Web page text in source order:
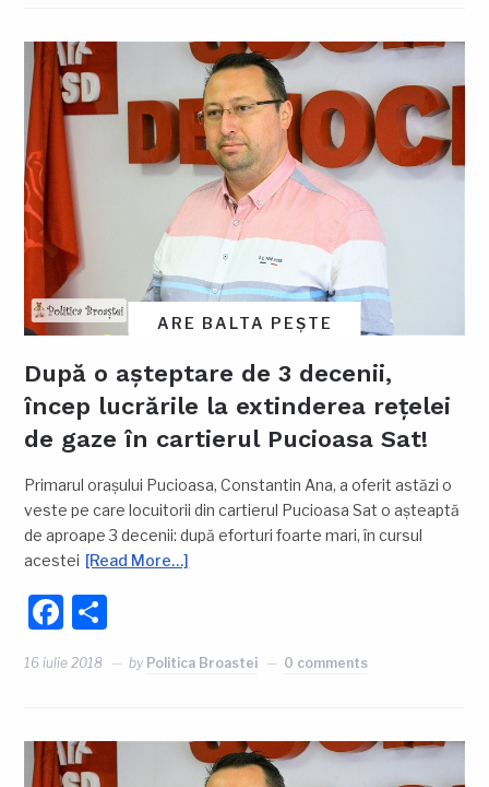
ARE BALTA PEȘTE
După o așteptare de 3 decenii,
încep lucrările la extinderea rețelei
de gaze în cartierul Pucioasa Sat!
Primarul orașului Pucioasa, Constantin Ana, a oferit astăzi o
veste pe care locuitorii din cartierul Pucioasa Sat o așteaptă
de aproape 3 decenii: după eforturi foarte mari, în cursul
acestei [Read More…]
Facebook
16 iulie 2018 by Politica Broastei 0 comments